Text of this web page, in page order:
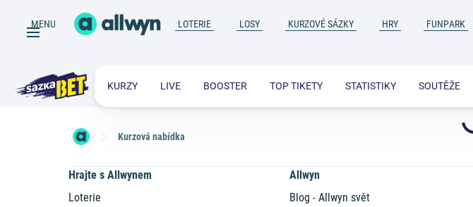
MENU LOTERIE LOSY KURZOVÉ SÁZKY HRY FUNPARK
KURZY LIVE BOOSTER TOP TIKETY STATISTIKY SOUTĚŽE
Kurzová nabídka
Hrajte s Allwynem
Loterie
Allwyn
Blog - Allwyn svět